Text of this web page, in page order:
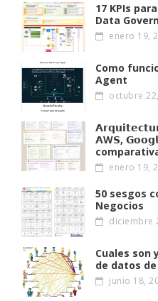
17 KPIs
Data
enero 19,
Como
Agent
octubre
𝗔W𝗦,
enero 19,
50 sesgos
Negocios
diciembre
Cuales son
de datos
junio 18,